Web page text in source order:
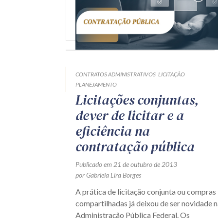
CONTRATOS ADMINISTRATIVOS LICITAÇÃO
PLANEJAMENTO
Licitações conjuntas,
dever de licitar e a
eficiência na
contratação pública
Publicado em 21 de outubro de 2013
por Gabriela Lira Borges
A prática de licitação conjunta ou compras
compartilhadas já deixou de ser novidade
Administração Pública Federal. Os